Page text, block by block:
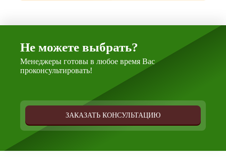
Не можете выбрать?
Менеджеры готовы в любое время Вас
проконсультировать!
ЗАКАЗАТЬ КОНСУЛЬТАЦИЮ